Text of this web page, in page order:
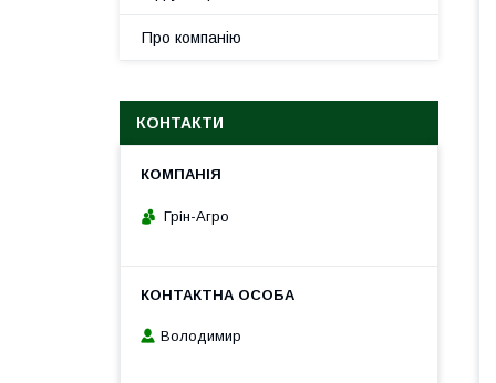
Про компанію
КОНТАКТИ
Грін-Агро
Володимир